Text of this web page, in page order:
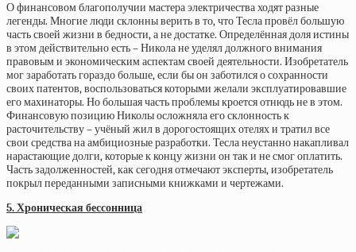
О финансовом благополучии мастера электричества ходят разные
легенды. Многие люди склонны верить в то, что Тесла провёл большую
часть своей жизни в бедности, а не достатке. Определённая доля истины
в этом действительно есть – Никола не уделял должного внимания
правовым и экономическим аспектам своей деятельности. Изобретатель
мог заработать гораздо больше, если бы он заботился о сохранности
своих патентов, воспользоваться которыми желали эксплуатировавшие
его махинаторы. Но большая часть проблемы кроется отнюдь не в этом.
Финансовую позицию Николы осложняла его склонность к
расточительству – учёный жил в дорогостоящих отелях и тратил все
свои средства на амбициозные разработки. Тесла неустанно накапливал
нарастающие долги, которые к концу жизни он так и не смог оплатить.
Часть задолженностей, как сегодня отмечают эксперты, изобретатель
покрыл переданными записными книжками и чертежами.
5. Хроническая бессонница